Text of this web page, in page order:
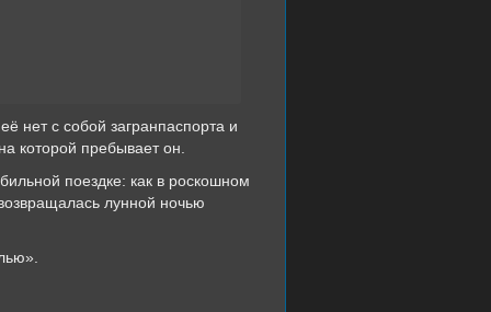
нет с собой загранпаспорта и
которой пребывает он.
поездке: как в роскошном
лунной ночью